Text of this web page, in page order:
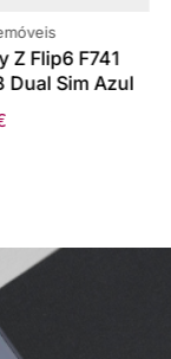
Z Flip6 F741
Dual Sim Azul